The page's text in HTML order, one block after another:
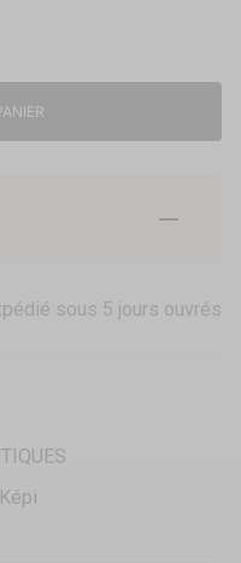
sous 5 jours ouvrés